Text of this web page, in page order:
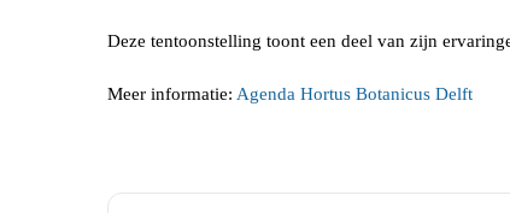
Deze tentoonstelling toont een deel van zijn
Meer informatie: Agenda Hortus Botanicus Delft